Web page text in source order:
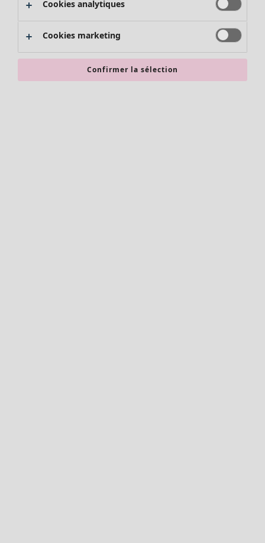
Promos SOLDES
Les promos de Gudrun Sjödén
Nouvel arrivage
Bonnes affaires en soldes - jusqu'à -70
Cookies analytiques
Cookies marketing
Confirmer la sélection